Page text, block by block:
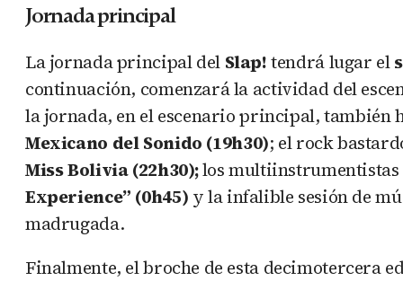
Jornada principal
La jornada principal del Slap!tendrá lugar el
continuación, comenzará la actividad del
la jornada, en el escenario principal, también
Mexicano del Sonido (19h30); el rock
MissBolivia (22h30);los
Experience” (0h45) y la infalible sesión de
madrugada.
Finalmente, el broche de esta decimotercera